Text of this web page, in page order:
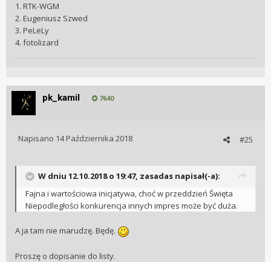
1. RTK-WGM
2. Eugeniusz Szwed
3. PeLeLy
4. fotolizard
pk_kamil 7640
#25
Napisano 14 Października 2018
W dniu 12.10.2018 o 19:47, zasadas napisał(-a):
Fajna i wartościowa inicjatywa, choć w przeddzień Święta
Niepodległości konkurencja innych impres może być duża.
A ja tam nie marudzę. Będę.
Proszę o dopisanie do listy.